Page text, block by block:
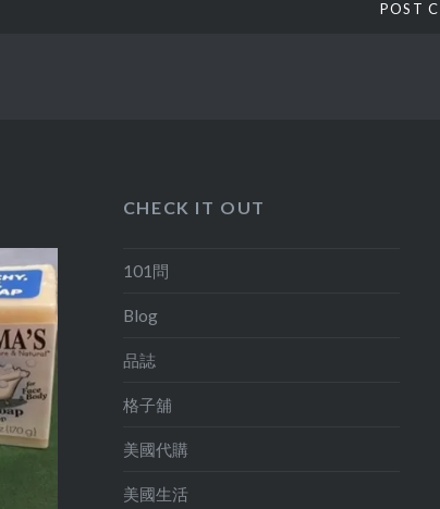
CHECK IT OUT
101問
Blog
品誌
格子舖
美國代購
美國生活